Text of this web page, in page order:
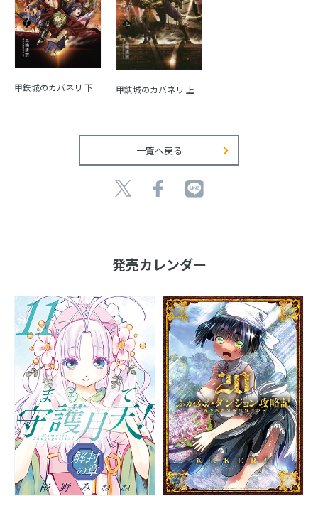
甲鉄城のカバネリ 下 甲鉄城のカバネリ 上
一覧へ戻る
発売カレンダー